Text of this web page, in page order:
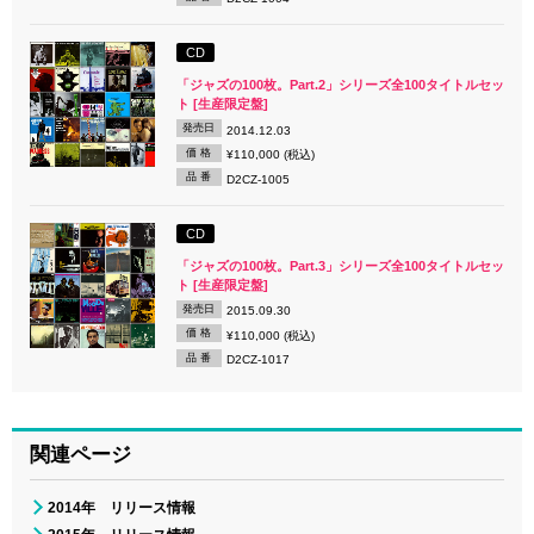
CD
「ジャズの100枚。Part.2」シリーズ全100タイトルセッ
ト [生産限定盤]
発売日 2014.12.03
価 格 ¥110,000 (税込)
品 番 D2CZ-1005
CD
「ジャズの100枚。Part.3」シリーズ全100タイトルセッ
ト [生産限定盤]
発売日 2015.09.30
価 格 ¥110,000 (税込)
品 番 D2CZ-1017
関連ページ
2014年 リリース情報